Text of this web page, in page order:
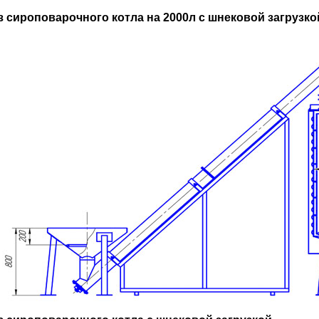
сироповарочного котла на 2000л с шнековой